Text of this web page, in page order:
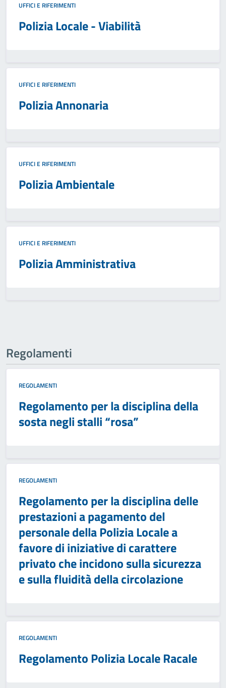
UFFICI E RIFERIMENTI
Polizia Locale - Viabilità
UFFICI E RIFERIMENTI
Polizia Annonaria
UFFICI E RIFERIMENTI
Polizia Ambientale
UFFICI E RIFERIMENTI
Polizia Amministrativa
Regolamenti
REGOLAMENTI
Regolamento per la disciplina della
sosta negli stalli “rosa”
REGOLAMENTI
Regolamento per la disciplina delle
prestazioni a pagamento del
personale della Polizia Locale a
favore di iniziative di carattere
privato che incidono sulla sicurezza
e sulla fluidità della circolazione
REGOLAMENTI
Regolamento Polizia Locale Racale